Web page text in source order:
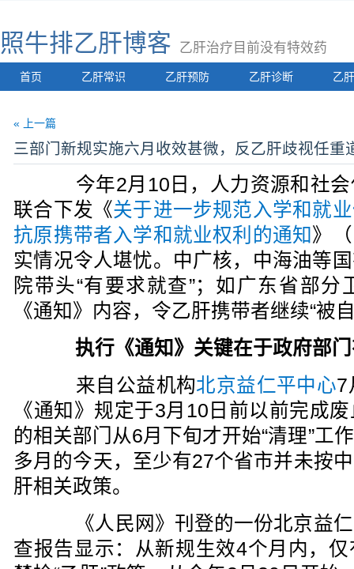
照牛排乙肝博客 乙肝治疗目前没有特效药
首页 乙肝常识 乙肝预防 乙肝诊断 乙
« 上一篇
三部门新规实施六月收效甚微，反乙肝歧视任重
今年2月10日，人力资源和社会
联合下发《关于进一步规范入学和就
抗原携带者入学和就业权利的通知 》
实情况令人堪忧。中广核，中海油等
院带头“有要求就查”；如广东省部
《通知》内容，令乙肝携带者继续“
执行《通知》关键在于政府部
来自公益机构北京益仁平中心7
《通知》规定于3月10日前以前完成
的相关部门从6月下旬才开始“清理”工
多月的今天，至少有27个省市并未按
肝相关政策。
《人民网》刊登的一份北京益仁
查报告显示：从新规生效4个月内，